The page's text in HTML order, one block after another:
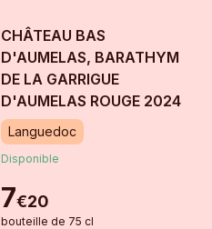
CHÂTEAU BAS
D'AUMELAS, BARATHYM
DE LA GARRIGUE
D'AUMELAS ROUGE 2024
Languedoc
Disponible
7€20
bouteille de 75 cl